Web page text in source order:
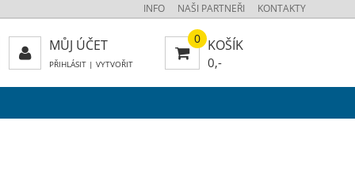
INFO NAŠI PARTNEŘI KONTAKTY
0 KOŠÍK
0,-
MŮJ ÚČET
PŘIHLÁSIT| VYTVOŘIT